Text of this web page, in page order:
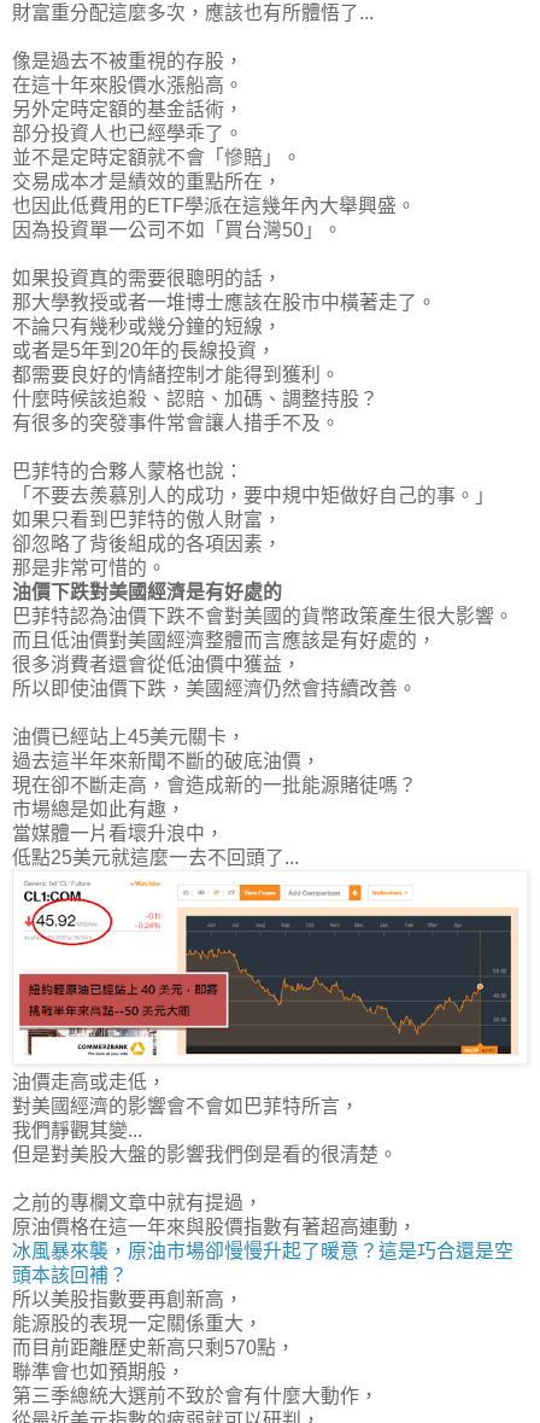
財富重分配這麼多次，應該也有所體悟了...
像是過去不被重視的存股，
在這十年來股價水漲船高。
另外定時定額的基金話術，
部分投資人也已經學乖了。
並不是定時定額就不會「慘賠」。
交易成本才是績效的重點所在，
也因此低費用的ETF學派在這幾年內大舉興盛。
因為投資單一公司不如「買台灣50」 。
如果投資真的需要很聰明的話，
那大學教授或者一堆博士應該在股市中橫著走了。
不論只有幾秒或幾分鐘的短線，
或者是5年到20年的長線投資，
都需要良好的情緒控制才能得到獲利。
什麼時候該追殺、認賠、加碼、調整持股？
有很多的突發事件常會讓人措手不及。
巴菲特的合夥人蒙格也說：
「不要去羨慕別人的成功，要中規中矩做好自己的事。」
如果只看到巴菲特的傲人財富，
卻忽略了背後組成的各項因素，
那是非常可惜的。
油價下跌對美國經濟是有好處的
巴菲特認為油價下跌不會對美國的貨幣政策產生很大影響。
而且低油價對美國經濟整體而言應該是有好處的，
很多消費者還會從低油價中獲益，
所以 即使油價下跌，美國經濟仍然會持續改善 。
油價已經站上45美元關卡，
過去這半年來新聞不斷的破底油價，
現在卻不斷走高，會造成新的一批能源賭徒嗎？
市場總是如此有趣，
當媒體一片看壞升浪中，
低點25美元就這麼一去不回頭了...
油價走高或走低，
對美國經濟的影響會不會如巴菲特所言，
我們靜觀其變...
但是對美股大盤的影響我們倒是看的很清楚。
之前的專欄文章中就有提過，
原油價格在這一年來與股價指數有著超高連動，
冰風暴來襲，原油市場卻慢慢升起了暖意？這是巧合還是空
頭本該回補？
所以美股指數要再創新高，
能源股的表現一定關係重大，
而目前距離歷史新高只剩570點，
聯準會也如預期般，
第三季總統大選前不致於會有什麼大動作，